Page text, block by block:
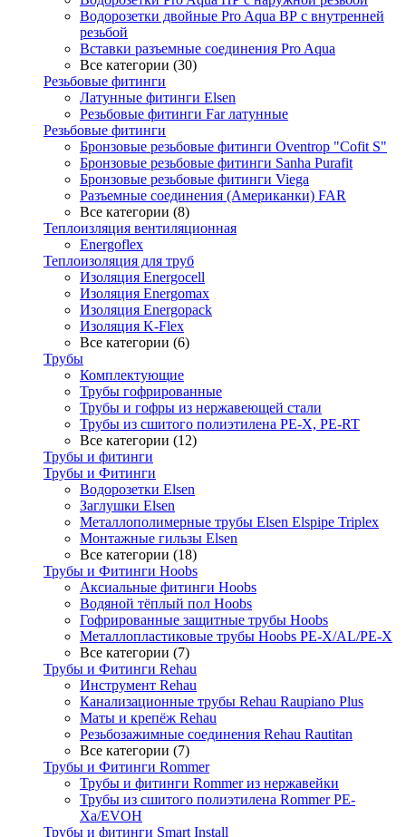
Водорозетки двойные Pro Aqua ВР с внутренней
резьбой
Вставки разъемные соединения Pro Aqua
Все категории (30)
Резьбовые фитинги
Латунные фитинги Elsen
Резьбовые фитинги Far латунные
Резьбовые фитинги
Бронзовые резьбовые фитинги Oventrop "Cofit S"
Бронзовые резьбовые фитинги Sanha Purafit
Бронзовые резьбовые фитинги Viega
Разъемные соединения (Американки) FAR
Все категории (8)
Теплоизляция вентиляционная
Energoflex
Теплоизоляция для труб
Изоляция Energocell
Изоляция Energomax
Изоляция Energopack
Изоляция K-Flex
Все категории (6)
Трубы
Комплектующие
Трубы гофрированные
Трубы и гофры из нержавеющей стали
Трубы из сшитого полиэтилена PE-X, PE-RT
Все категории (12)
Трубы и фитинги
Трубы и Фитинги
Водорозетки Elsen
Заглушки Elsen
Металлополимерные трубы Elsen Elspipe Triplex
Монтажные гильзы Elsen
Все категории (18)
Трубы и Фитинги Hoobs
Аксиальные фитинги Hoobs
Водяной тёплый пол Hoobs
Гофрированные защитные трубы Hoobs
Металлопластиковые трубы Hoobs PE-X/AL/PE-X
Все категории (7)
Трубы и Фитинги Rehau
Инструмент Rehau
Канализационные трубы Rehau Raupiano Plus
Маты и крепёж Rehau
Резьбозажимные соединения Rehau Rautitan
Все категории (7)
Трубы и Фитинги Rommer
Трубы и фитинги Rommer из нержавейки
Трубы из сшитого полиэтилена Rommer PE-
Xa/EVOH
Трубы и фитинги Smart Install